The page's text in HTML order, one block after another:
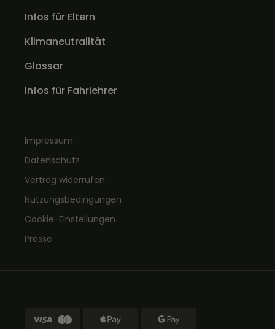
Infos für Eltern
Klimaneutralität
Glossar
Infos für Fahrlehrer
Impressum
Datenschutz
Vertrag widerrufen
Nutzungsbedingungen
Cookie-Einstellungen
Presse